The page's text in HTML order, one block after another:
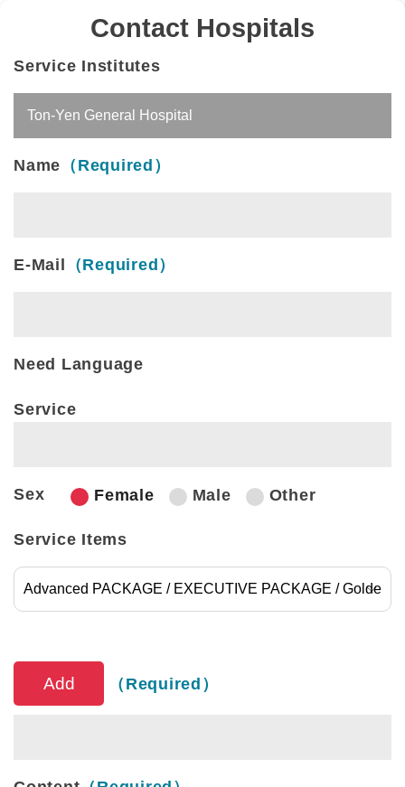
Contact Hospitals
Service Institutes
Name （Required）
E-Mail （Required）
Need Language
Service
Sex Female Male Other
Service Items
（Required）